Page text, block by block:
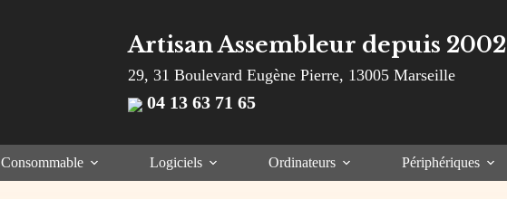
Artisan Assembleur depuis 2002
29, 31 Boulevard Eugène Pierre, 13005 Marseille
04 13 63 71 65
Consommable Logiciels Ordinateurs Périphériques